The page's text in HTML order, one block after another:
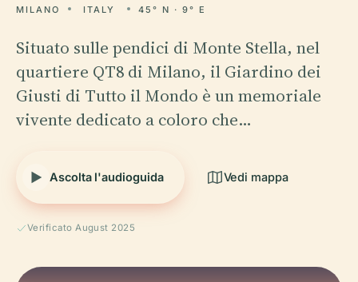
MILANO ITALY 45° N · 9° E
Situato sulle pendici di Monte Stella, nel
quartiere QT8 di Milano, il Giardino dei
Giusti di Tutto il Mondo è un memoriale
vivente dedicato a coloro che…
Ascolta l'audioguida Vedi mappa
Verificato August 2025